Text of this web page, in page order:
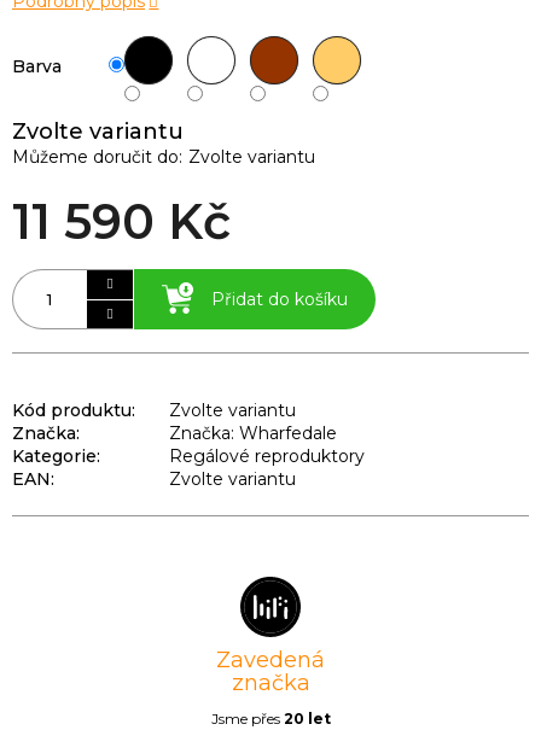
Zvolte variantu
Můžeme doručit do: Zvolte variantu
11 590 Kč
Přidat do košíku
Barva
Kód produktu:
Zvolte variantu
Značka:
Značka: Wharfedale
Kategorie:
Regálové reproduktory
EAN: Zvolte variantu
Zavedená
značka
Jsme přes 20 let